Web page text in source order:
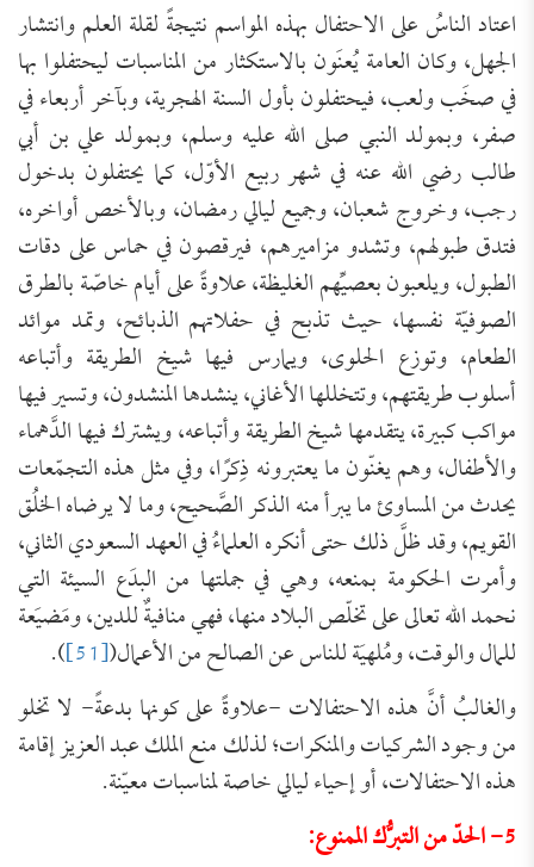
اعتاد الناسُ على الاحتفال بهذه المواسم نتيجةً لقلة العلم وانتشار
الجهل، وكان العامة يُعنَون بالاستكثار من المناسبات ليحتفلوا بها
في صخَب ولعب، فيحتفلون بأول السنة الهجرية، وبآخر أربعاء في
صفر، وبمولد النبي صلى الله عليه وسلم، وبمولد علي بن أبي
طالب رضي الله عنه في شهر ربيع الأوّل، كما يحتفلون بدخول
رجب، وخروج شعبان، وجميع ليالي رمضان، وبالأخص أواخره،
فتدق طبولهم، وتشدو مزاميرهم، فيرقصون في حماس على دقات
الطبول، ويلعبون بعصيِّهم الغليظة، علاوةً على أيام خاصّة بالطرق
الصوفيّة نفسها، حيث تذبح في حفلاتهم الذبائح، وتمد موائد
الطعام، وتوزع الحلوى، ويمارس فيها شيخ الطريقة وأتباعه
أسلوب طريقتهم، وتتخللها الأغاني، ينشدها المنشدون، وتسير فيها
مواكب كبيرة، يتقدمها شيخ الطريقة وأتباعه، ويشترك فيها الدَّهماء
والأطفال، وهم يغنّون ما يعتبرونه ذِكرًا، وفي مثل هذه التجمّعات
يحدث من المساوئ ما يبرأ منه الذكر الصَّحيح، وما لا يرضاه الخلُق
القويم، وقد ظلَّ ذلك حتى أنكره العلماءُ في العهد السعودي الثاني،
وأمرت الحكومة بمنعه، وهي في جملتها من البدَع السيئة التي
نحمد الله تعالى على تخلّص البلاد منها، فهي منافيةٌ للدين، ومَضيَعة
للمال والوقت، ومُلهيَة للناس عن الصالح من الأعمال([51]
).
والغالبُ أنَّ هذه الاحتفالات -علاوةً على كونها بدعةً- لا تخلو
من وجود الشركيات والمنكرات؛ لذلك منع الملك عبد العزيز إقامة
هذه الاحتفالات، أو إحياء ليالي خاصة لمناسبات معيّنة.
5- الحدّ من التبرُّك الممنوع: